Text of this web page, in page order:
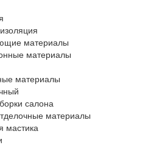
материалы
материалы
материалы
салона
материалы
мастика